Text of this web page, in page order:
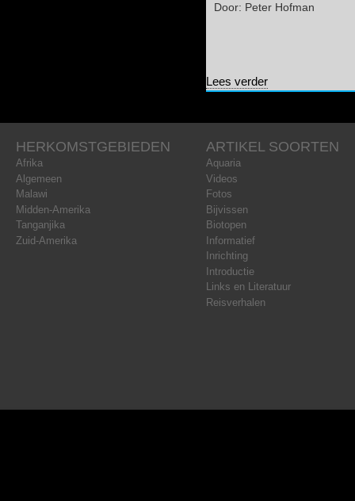
Door: Peter Hofman
Lees verder
HERKOMSTGEBIEDEN
Afrika
Algemeen
Malawi
Midden-Amerika
Tanganjika
Zuid-Amerika
ARTIKEL SOORTEN
Aquaria
Videos
Fotos
Bijvissen
Biotopen
Informatief
Inrichting
Introductie
Links en Literatuur
Reisverhalen